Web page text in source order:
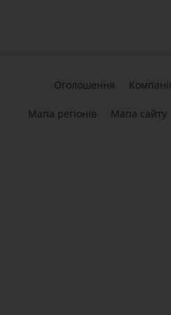
Оголошення Компанії
Мапа регіонів Мапа сайту